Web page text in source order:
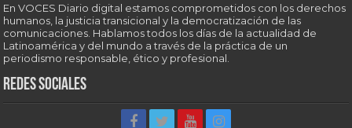
En VOCES Diario digital estamos comprometidos con los derechos
humanos, la justicia transicional y la democratización de las
comunicaciones. Hablamos todos los días de la actualidad de
Latinoamérica y del mundo a través de la práctica de un
periodismo responsable, ético y profesional.
Redes sociales